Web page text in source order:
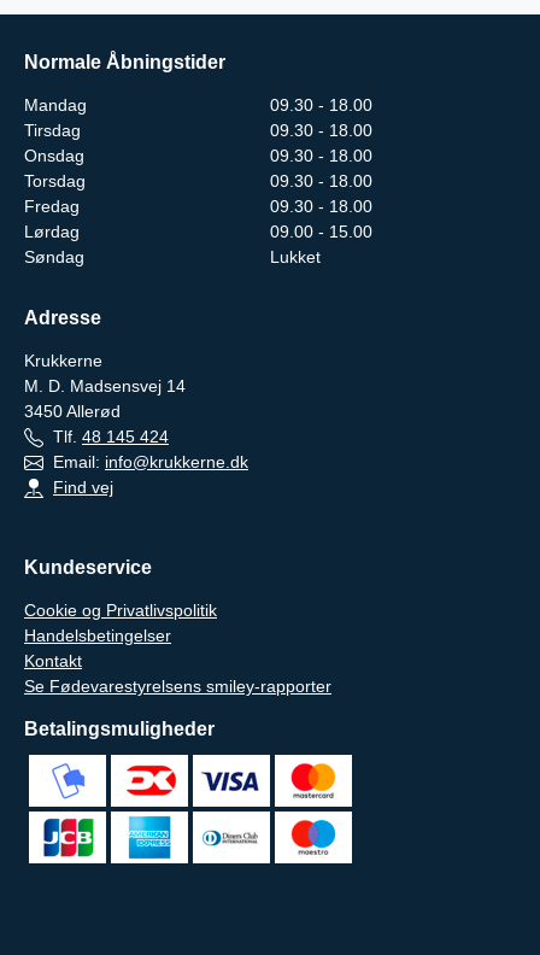
Normale Åbningstider
Mandag
09.30 - 18.00
Tirsdag
09.30 - 18.00
Onsdag
09.30 - 18.00
Torsdag
09.30 - 18.00
Fredag
09.30 - 18.00
Lørdag
09.00 - 15.00
Søndag
Lukket
Adresse
Krukkerne
M. D. Madsensvej 14
3450Allerød
Tlf. 48 145 424
Email: info@krukkerne.dk
Find vej
Kundeservice
Cookie og Privatlivspolitik
Handelsbetingelser
Kontakt
Se Fødevarestyrelsens smiley-rapporter
Betalingsmuligheder